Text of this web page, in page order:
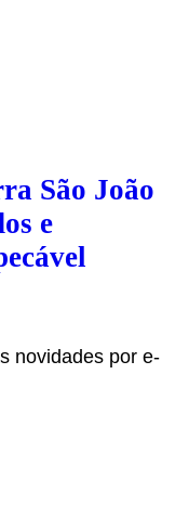
São João
e
novidades por e-